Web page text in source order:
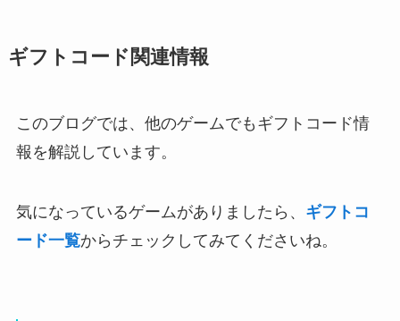
ギフトコード関連情報
このブログでは、他のゲームでもギフトコード情
報を解説しています。
気になっているゲームがありましたら、 ギフトコ
ード一覧からチェックしてみてくださいね。